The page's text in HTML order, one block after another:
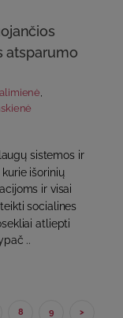
atsparumo
sistemos ir
išorinių
ir visai
socialines
atliepti
..
8 9 >